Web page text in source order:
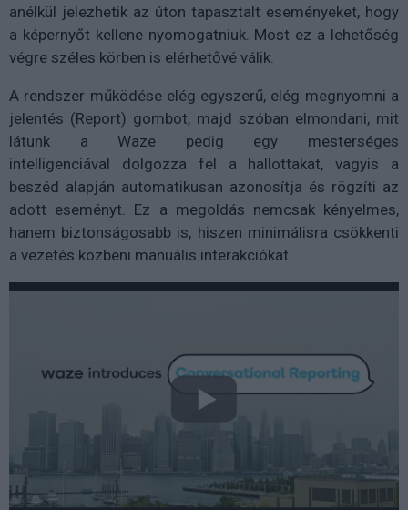
anélkül jelezhetik az úton tapasztalt eseményeket, hogy
a képernyőt kellene nyomogatniuk. Most ez a lehetőség
végre széles körben is elérhetővé válik.
A rendszer működése elég egyszerű, elég megnyomni a
jelentés (Report) gombot, majd szóban elmondani, mit
látunk aWaze pedig egy mesterséges
intelligenciával dolgozza fel a hallottakat, vagyis a
beszéd alapján automatikusan azonosítja és rögzíti az
adott eseményt. Ez a megoldás nemcsak kényelmes,
hanem biztonságosabb is, hiszen minimálisra csökkenti
a vezetés közbeni manuális interakciókat.